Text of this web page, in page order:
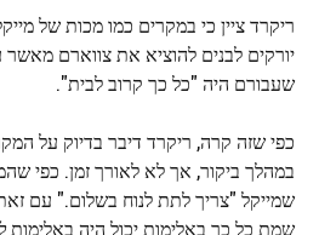
ריקרד ציין כי במקרים כמו מכות של
יורקים לבנים להוציא את צווארם ​​מאשר
שעבורם היה "כל כך קרוב לבית".
כפי שזה קרה, ריקרד דיבר בדיוק על
במהלך ביקור, אך לא לאורך זמן. כפי
שמייקל "צריך לתת לנוח בשלום." עם
שמת כל כך באלימות יכול היה באלימות